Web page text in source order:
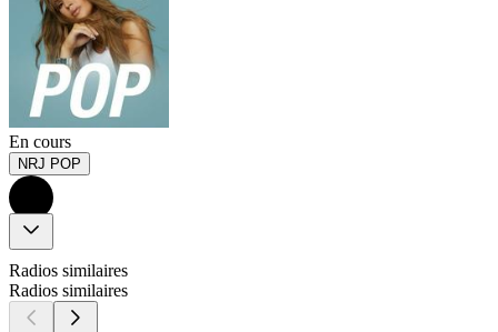
En cours
NRJ POP
Radios similaires
Radios similaires